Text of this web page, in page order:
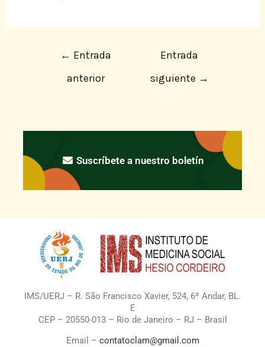
← Entrada
anterior
Entrada
siguiente →
Suscríbete a nuestro boletín
IMS/UERJ – R. São Francisco Xavier, 524, 6º Andar, BL.
E
CEP – 20550-013 – Rio de Janeiro – RJ – Brasil
Email – contatoclam@gmail.com